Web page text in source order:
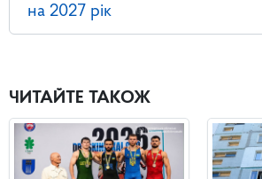
на 2027 рік
ЧИТАЙТЕ ТАКОЖ